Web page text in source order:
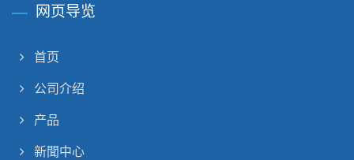
网页导览
首页
公司介绍
产品
新聞中心